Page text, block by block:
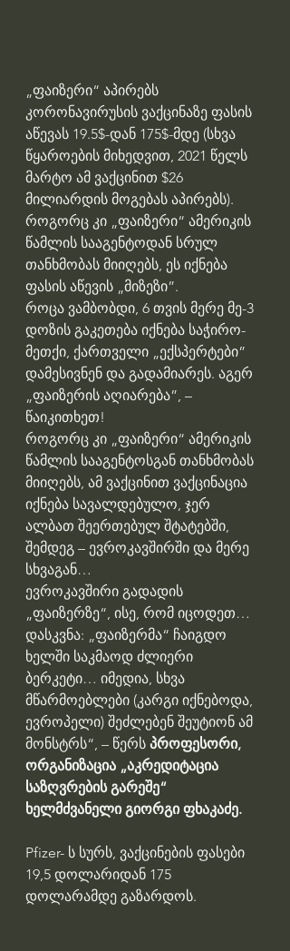
„ფაიზერი“ აპირებს
კორონავირუსის ვაქცინაზე ფასის
აწევას 19.5$-დან 175$-მდე (სხვა
წყაროების მიხედვით, 2021 წელს
მარტო ამ ვაქცინით $26
მილიარდის მოგებას აპირებს).
როგორც კი „ფაიზერი“ ამერიკის
წამლის სააგენტოდან სრულ
თანხმობას მიიღებს, ეს იქნება
ფასის აწევის „მიზეზი”.
როცა ვამბობდი, 6 თვის მერე მე-3
დოზის გაკეთება იქნება საჭირო-
მეთქი, ქართველი „ექსპერტები”
დამესივნენ და გადამიარეს. აგერ
„ფაიზერის აღიარება”, –
წაიკითხეთ!
როგორც კი „ფაიზერი“ ამერიკის
წამლის სააგენტოსგან თანხმობას
მიიღებს, ამ ვაქცინით ვაქცინაცია
იქნება სავალდებულო, ჯერ
ალბათ შეერთებულ შტატებში,
შემდეგ – ევროკავშირში და მერე
სხვაგან…
ევროკავშირი გადადის
„ფაიზერზე“, ისე, რომ იცოდეთ…
დასკვნა: „ფაიზერმა“ ჩაიგდო
ხელში საკმაოდ ძლიერი
ბერკეტი… იმედია, სხვა
მწარმოებლები (კარგი იქნებოდა,
ევროპელი) შეძლებენ შეუტიონ ამ
მონსტრს“, – წერს პროფესორი,
ორგანიზაცია „აკრედიტაცია
საზღვრების გარეშე“
ხელმძვანელი გიორგი ფხაკაძე.
Pfizer- ს სურს, ვაქცინების ფასები
19,5 დოლარიდან 175
დოლარამდე გაზარდოს.